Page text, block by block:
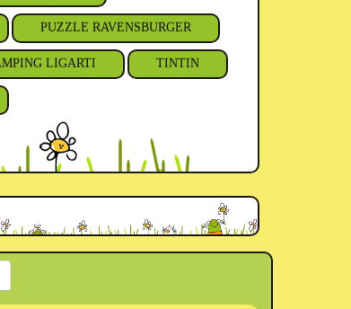
PUZZLE RAVENSBURGER
LIGARTI TINTIN